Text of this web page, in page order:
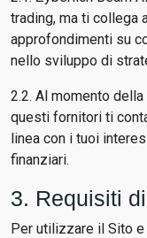
trading, ma ti collega
approfondimenti su
nello sviluppo di
2.2. Al momento
questi fornitori ti
linea con i tuoi
finanziari.
3. Requisiti
Per utilizzare il Sito